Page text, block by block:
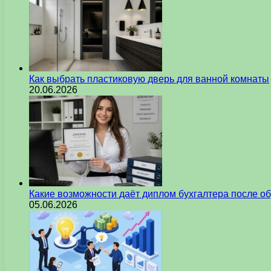
Как выбрать пластиковую дверь для ванной комнаты
20.06.2026
Какие возможности даёт диплом бухгалтера после
05.06.2026